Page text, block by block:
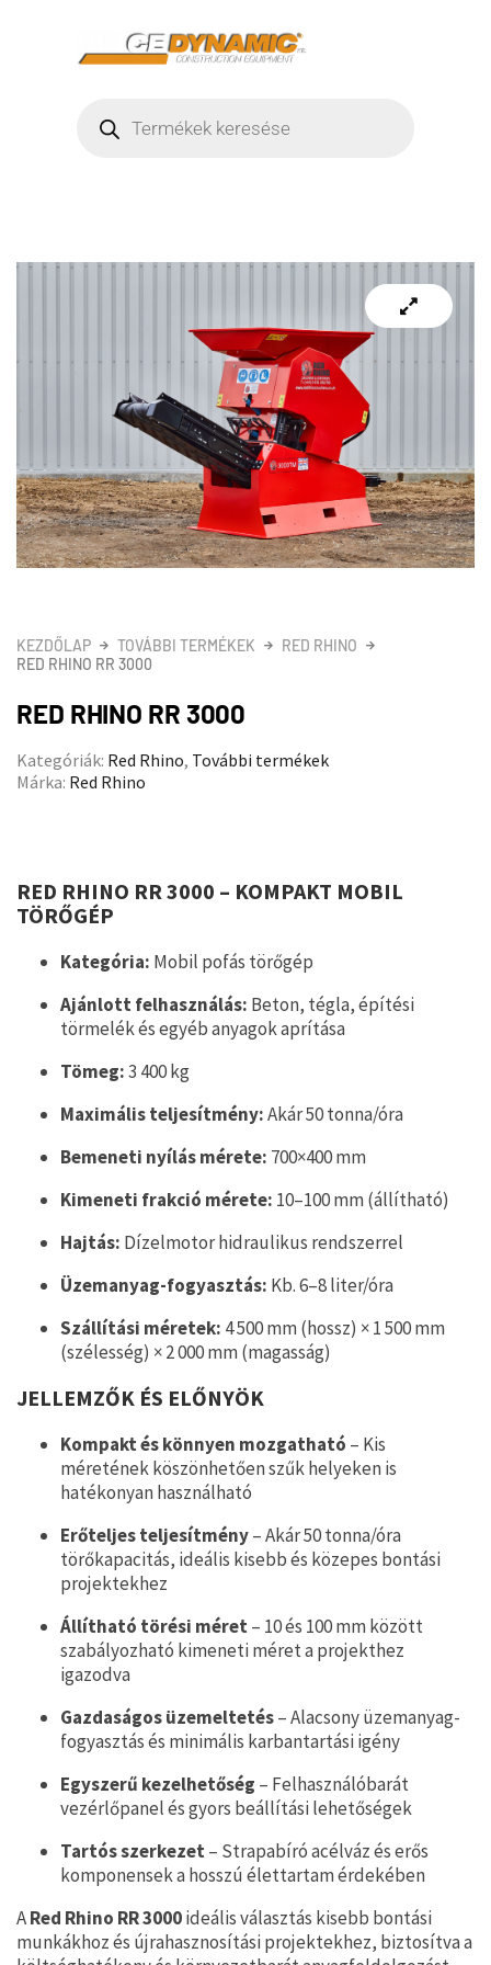
KEZDŐLAP TOVÁBBI TERMÉKEK
RED RHINO
RED RHINO RR 3000
RED RHINO RR 3000
Kategóriák: Red Rhino, További termékek
Márka: Red Rhino
RED RHINO RR 3000 – KOMPAKT MOBIL
TÖRŐGÉP
Kategória: Mobil pofás törőgép
Ajánlott felhasználás: Beton, tégla, építési
törmelék és egyéb anyagok aprítása
Tömeg:3 400 kg
Maximális teljesítmény:Akár 50 tonna/óra
Bemeneti nyílás mérete: 700×400 mm
Kimeneti frakció mérete: 10–100 mm (állítható)
Hajtás: Dízelmotor hidraulikus rendszerrel
Üzemanyag-fogyasztás: Kb. 6–8 liter/óra
Szállítási méretek: 4 500 mm (hossz) × 1 500 mm
(szélesség) × 2 000 mm (magasság)
JELLEMZŐK ÉS ELŐNYÖK
Kompakt és könnyen mozgatható – Kis
méretének köszönhetően szűk helyeken is
hatékonyan használható
Erőteljes teljesítmény– Akár 50 tonna/óra
törőkapacitás, ideális kisebb és közepes bontási
projektekhez
Állítható törési méret– 10 és 100 mm között
szabályozható kimeneti méret a projekthez
igazodva
Gazdaságos üzemeltetés– Alacsony üzemanyag-
fogyasztás és minimális karbantartási igény
Egyszerű kezelhetőség – Felhasználóbarát
vezérlőpanel és gyors beállítási lehetőségek
Tartós szerkezet– Strapabíró acélváz és erős
komponensek a hosszú élettartam érdekében
ARed Rhino RR 3000ideális választás kisebb bontási
munkákhoz és újrahasznosítási projektekhez, biztosítva a